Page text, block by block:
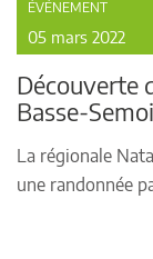
ÉVÉNEMENT
05 mars 2022
Découverte
Basse-
La régionale
une randonnée